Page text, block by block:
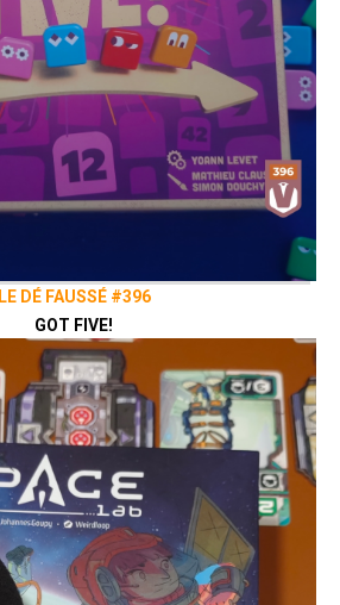
LE DÉ FAUSSÉ #396
GOT FIVE!